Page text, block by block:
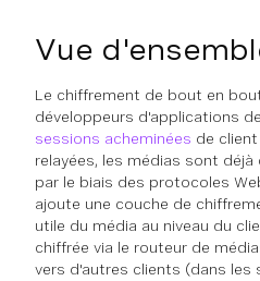
Vue
Le chiffrement de bout en
développeurs d'applications
sessions acheminées de
relayées, les médias sont
par le biais des protocoles
ajoute une couche de
utile du média au niveau du
chiffrée via le routeur de
vers d'autres clients (dans les